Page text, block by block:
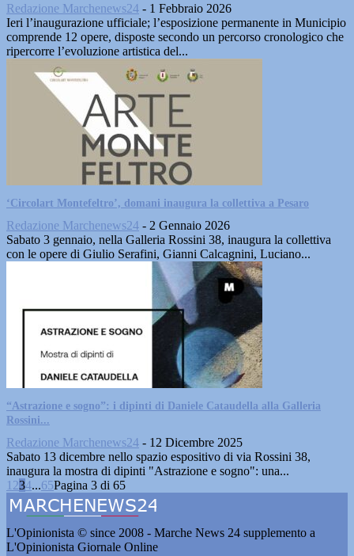
Redazione Marchenews24 - 1 Febbraio 2026
Ieri l’inaugurazione ufficiale; l’esposizione permanente in Municipio
comprende 12 opere, disposte secondo un percorso cronologico che
ripercorre l’evoluzione artistica del...
‘Circolart Montefeltro’, domani inaugura la collettiva a Pesaro
Redazione Marchenews24 - 2 Gennaio 2026
Sabato 3 gennaio, nella Galleria Rossini 38, inaugura la collettiva
con le opere di Giulio Serafini, Gianni Calcagnini, Luciano...
“Astrazione e sogno”: i dipinti di Daniele Cataudella alla Galleria
Rossini...
Redazione Marchenews24 - 12 Dicembre 2025
Sabato 13 dicembre nello spazio espositivo di via Rossini 38,
inaugura la mostra di dipinti "Astrazione e sogno": una...
1 234...65Pagina 3 di 65
L'Opinionista © since 2008 - Marche News 24 supplemento a
L'Opinionista Giornale Online